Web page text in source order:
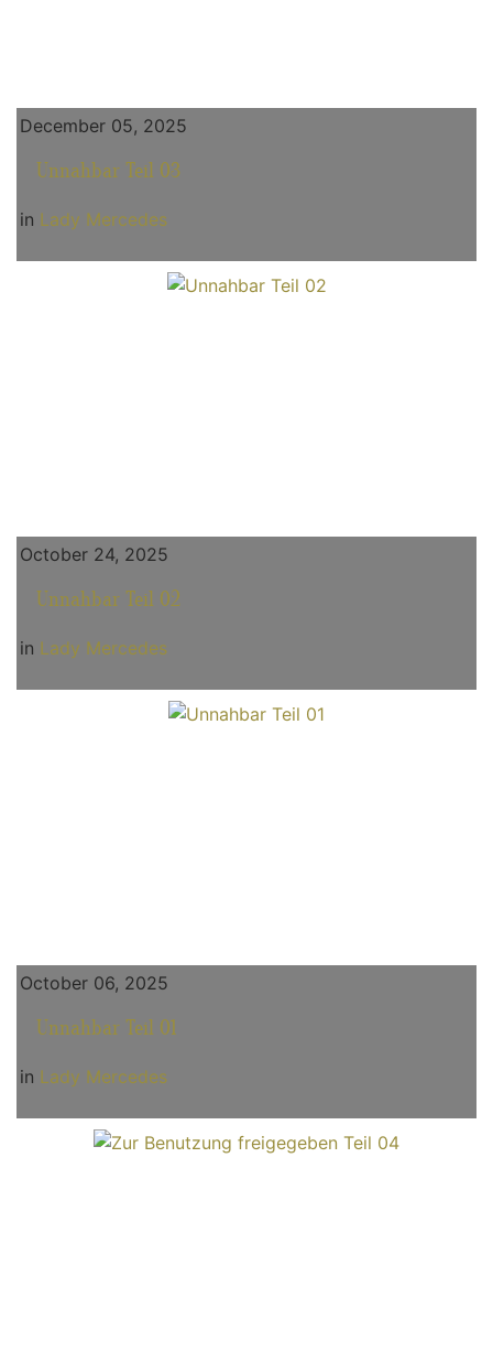
December 05, 2025
Unnahbar Teil 03
in Lady Mercedes
October 24, 2025
Unnahbar Teil 02
in Lady Mercedes
October 06, 2025
Unnahbar Teil 01
in Lady Mercedes